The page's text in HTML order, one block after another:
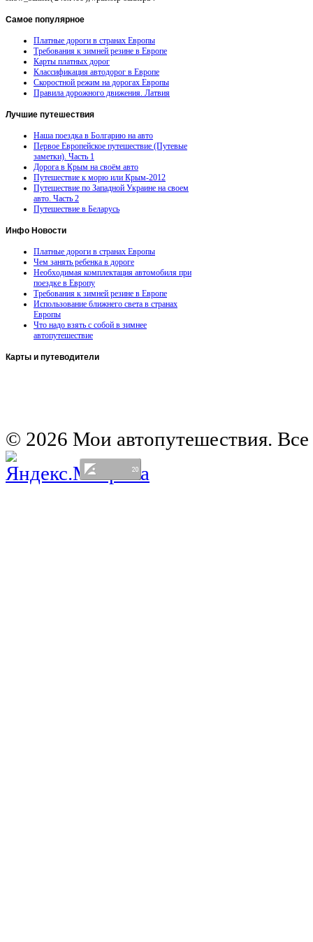
Самое популярное
Платные дороги в странах Европы
Требования к зимней резине в Европе
Карты платных дорог
Классификация автодорог в Европе
Скоростной режим на дорогах Европы
Правила дорожного движения. Латвия
Лучшие путешествия
Наша поездка в Болгарию на авто
Первое Европейское путешествие (Путевые
заметки). Часть 1
Дорога в Крым на своём авто
Путешествие к морю или Крым-2012
Путешествие по Западной Украине на своем
авто. Часть 2
Путешествие в Беларусь
Инфо Новости
Платные дороги в странах Европы
Чем занять ребенка в дороге
Необходимая комплектация автомобиля при
поездке в Европу
Требования к зимней резине в Европе
Использование ближнего света в странах
Европы
Что надо взять с собой в зимнее
автопутешествие
Карты и путеводители
© 2026 Мои автопутешествия.